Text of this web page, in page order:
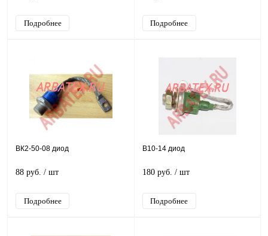
Подробнее Подробнее
ВК2-50-08 диод
88 руб. / шт
Подробнее
В10-14 диод
180 руб. / шт
Подробнее